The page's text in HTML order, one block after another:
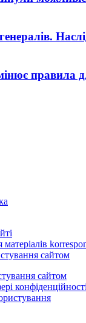
правила
сайтом
сайтом